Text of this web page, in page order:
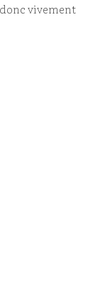
vivement